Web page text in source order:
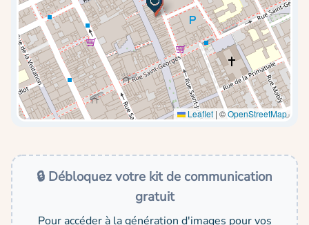
Leaflet | ©OpenStreetMap
🔒 Débloquez votre kit de communication
gratuit
Pour accéder à la génération d'images pour vos